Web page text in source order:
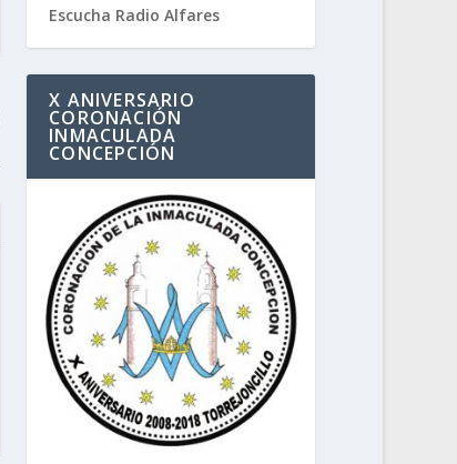
Escucha Radio Alfares
X ANIVERSARIO
CORONACIÓN
INMACULADA
CONCEPCIÓN